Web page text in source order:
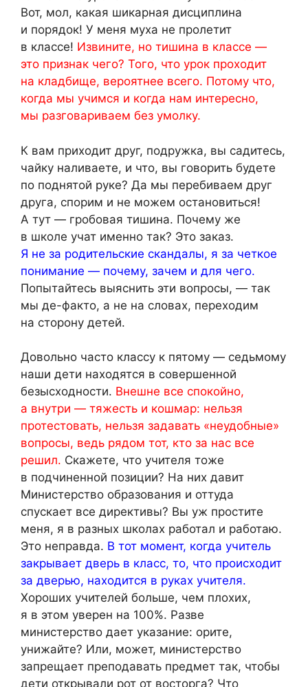
Вот, мол, какая шикарная дисциплина
и порядок! У меня муха не пролетит
в классе! Извините, но тишина в классе —
это признак чего? Того, что урок проходит
на кладбище, вероятнее всего. Потому что,
когда мы учимся и когда нам интересно,
мы разговариваем без умолку.
К вам приходит друг, подружка, вы садитесь,
чайку наливаете, и что, вы говорить будете
по поднятой руке? Да мы перебиваем друг
друга, спорим и не можем остановиться!
А тут — гробовая тишина. Почему же
в школе учат именно так? Это заказ.
Я не за родительские скандалы, я за четкое
понимание — почему, зачем и для чего.
Попытайтесь выяснить эти вопросы, — так
мы де-факто, а не на словах, переходим
на сторону детей.
Довольно часто классу к пятому — седьмому
наши дети находятся в совершенной
безысходности. Внешне все спокойно,
а внутри — тяжесть и кошмар: нельзя
протестовать, нельзя задавать «неудобные»
вопросы, ведь рядом тот, кто за нас все
решил. Скажете, что учителя тоже
в подчиненной позиции? На них давит
Министерство образования и оттуда
спускает все директивы? Вы уж простите
меня, я в разных школах работал и работаю.
Это неправда. В тот момент, когда учитель
закрывает дверь в класс, то, что происходит
за дверью, находится в руках учителя.
Хороших учителей больше, чем плохих,
я в этом уверен на 100%. Разве
министерство дает указание: орите,
унижайте? Или, может, министерство
запрещает преподавать предмет так, чтобы
дети открывали рот от восторга? Что